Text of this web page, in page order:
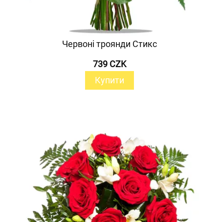
Червоні троянди Стикс
739 CZK
Купити